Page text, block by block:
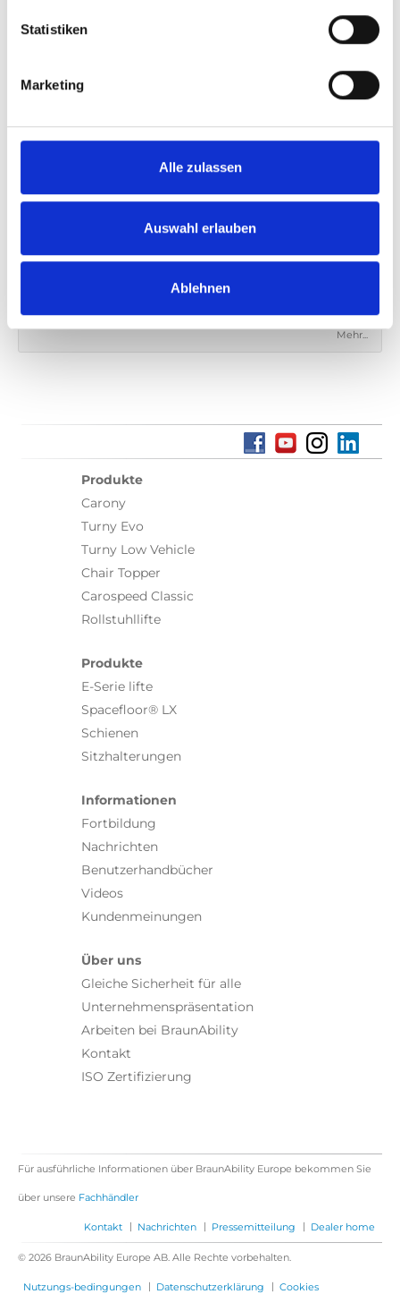
Statistiken
Marketing
Alle zulassen
Auswahl erlauben
Ablehnen
Makes getting in and out less cumbersome.
LATEST NEWS
BraunAbility part of Swedish EV charging stations
Proudly introducing the Carolift® 100
Uplifting News
Wir präsentieren: eine geprüfte und zugelassene Obere
Mehr...
Produkte
Carony
Turny Evo
Turny Low Vehicle
Chair Topper
Carospeed Classic
Rollstuhllifte
Produkte
E-Serie lifte
Spacefloor® LX
Schienen
Sitzhalterungen
Informationen
Fortbildung
Nachrichten
Benutzerhandbücher
Videos
Kundenmeinungen
Über uns
Gleiche Sicherheit für alle
Unternehmenspräsentation
Arbeiten bei BraunAbility
Kontakt
ISO Zertifizierung
Für ausführliche Informationen über BraunAbility Europe bekommen Sie
über unsere Fachhändler
Kontakt | Nachrichten | Pressemitteilung | Dealer home
© 2026 BraunAbility Europe AB. Alle Rechte vorbehalten.
Nutzungs-bedingungen | Datenschutzerklärung | Cookies